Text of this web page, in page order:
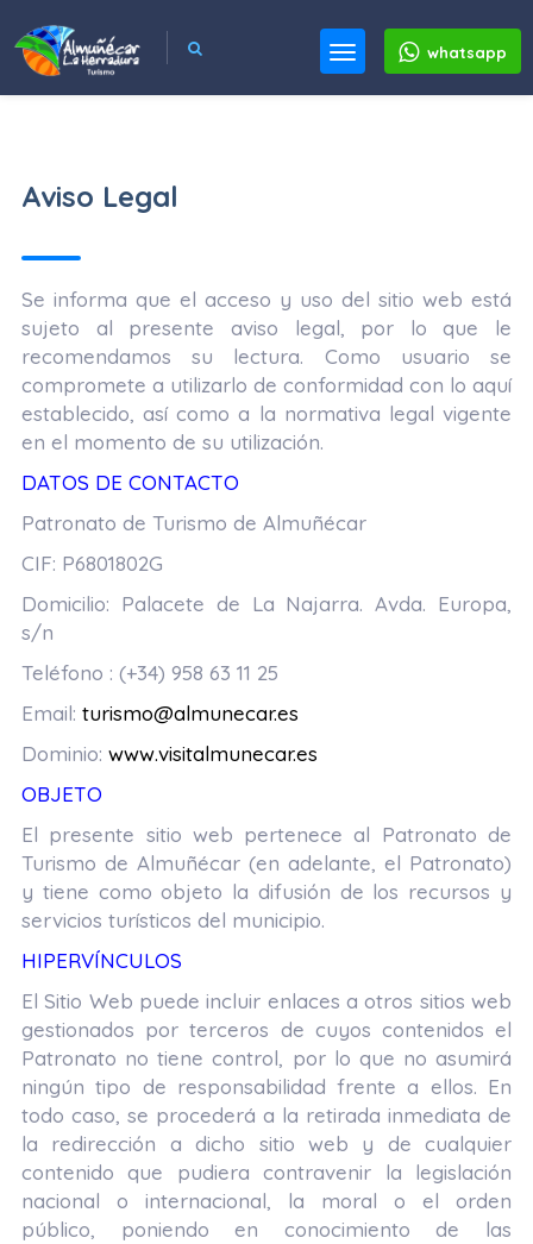
whatsapp
Aviso Legal
Se informa que el acceso y uso del sitio web está
sujeto al presente aviso legal, por lo que le
recomendamos su lectura. Como usuario se
compromete a utilizarlo de conformidad con lo aquí
establecido, así como a la normativa legal vigente
en el momento de su utilización.
DATOS DE CONTACTO
Patronato de Turismo de Almuñécar
CIF: P6801802G
Domicilio: Palacete de La Najarra. Avda. Europa,
s/n
Teléfono : (+34) 958 63 11 25
Email: turismo@almunecar.es
Dominio: www.visitalmunecar.es
OBJETO
El presente sitio web pertenece al Patronato de
Turismo de Almuñécar (en adelante, el Patronato)
y tiene como objeto la difusión de los recursos y
servicios turísticos del municipio.
HIPERVÍNCULOS
El Sitio Web puede incluir enlaces a otros sitios web
gestionados por terceros de cuyos contenidos el
Patronato no tiene control, por lo que no asumirá
ningún tipo de responsabilidad frente a ellos. En
todo caso, se procederá a la retirada inmediata de
la redirección a dicho sitio web y de cualquier
contenido que pudiera contravenir la legislación
nacional o internacional, la moral o el orden
público, poniendo en conocimiento de las